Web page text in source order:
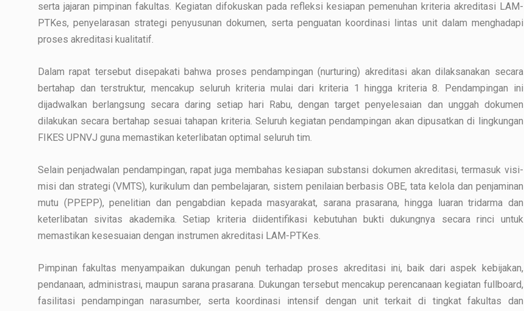
serta jajaran pimpinan fakultas. Kegiatan difokuskan pada refleksi kesiapan pemenuhan kriteria akreditasi LAM-
PTKes, penyelarasan strategi penyusunan dokumen, serta penguatan koordinasi lintas unit dalam menghadapi
proses akreditasi kualitatif.
Dalam rapat tersebut disepakati bahwa proses pendampingan (nurturing) akreditasi akan dilaksanakan secara
bertahap dan terstruktur, mencakup seluruh kriteria mulai dari kriteria 1 hingga kriteria 8. Pendampingan ini
dijadwalkan berlangsung secara daring setiap hari Rabu, dengan target penyelesaian dan unggah dokumen
dilakukan secara bertahap sesuai tahapan kriteria. Seluruh kegiatan pendampingan akan dipusatkan di lingkungan
FIKES UPNVJ guna memastikan keterlibatan optimal seluruh tim.
Selain penjadwalan pendampingan, rapat juga membahas kesiapan substansi dokumen akreditasi, termasuk visi-
misi dan strategi (VMTS), kurikulum dan pembelajaran, sistem penilaian berbasis OBE, tata kelola dan penjaminan
mutu (PPEPP), penelitian dan pengabdian kepada masyarakat, sarana prasarana, hingga luaran tridarma dan
keterlibatan sivitas akademika. Setiap kriteria diidentifikasi kebutuhan bukti dukungnya secara rinci untuk
memastikan kesesuaian dengan instrumen akreditasi LAM-PTKes.
Pimpinan fakultas menyampaikan dukungan penuh terhadap proses akreditasi ini, baik dari aspek kebijakan,
pendanaan, administrasi, maupun sarana prasarana. Dukungan tersebut mencakup perencanaan kegiatan fullboard,
fasilitasi pendampingan narasumber, serta koordinasi intensif dengan unit terkait di tingkat fakultas dan